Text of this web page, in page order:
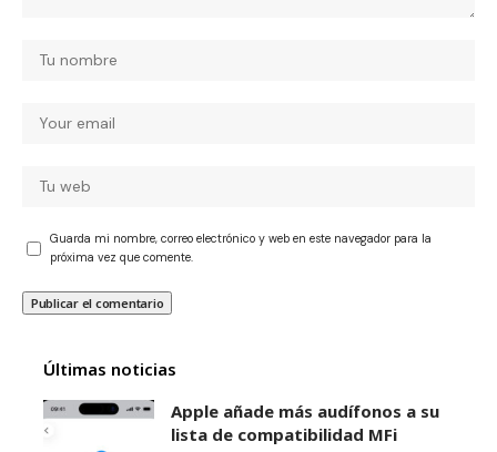
Guarda mi nombre, correo electrónico y web en este navegador para la
próxima vez que comente.
Últimas noticias
Apple añade más audífonos a su
lista de compatibilidad MFi